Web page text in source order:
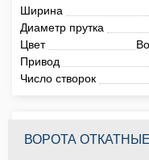
Ширина
Диаметр прутка
Цвет
Привод
Число створок
ВОРОТА